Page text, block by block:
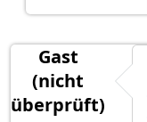
Gast
(nicht
überprüft)